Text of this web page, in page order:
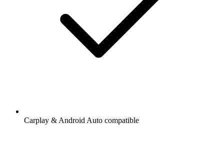
Carplay & Android Auto compatible